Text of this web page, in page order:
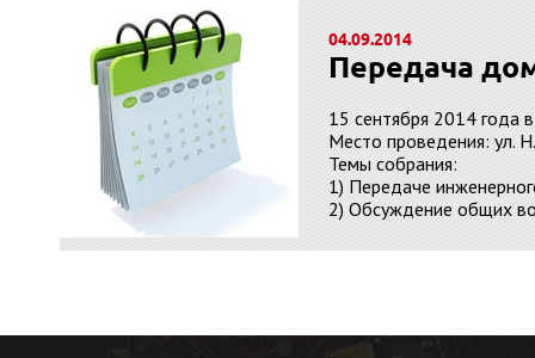
04.09.2014
Передача
15 сентября 2014 года
Место проведения: ул.
Темы собрания:
1) Передаче
2) Обсуждение общих